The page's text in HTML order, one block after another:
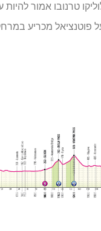
טרנובו אמור להיות